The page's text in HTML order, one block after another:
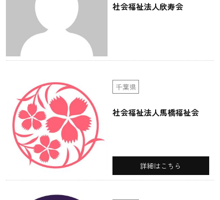
社会福祉法人欣寿会
千葉県
社会福祉法人馬橋福祉会
詳細はこちら